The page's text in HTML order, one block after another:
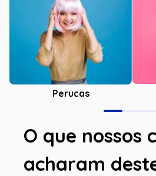
Perucas
O que nossos
acharam